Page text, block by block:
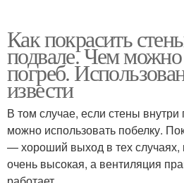
Как покрасить
подвале. Чем
погреб.
извести
В том случае, если стены
можно использовать побелку.
— хороший выход в тех случаях,
очень высокая, а вентиляция